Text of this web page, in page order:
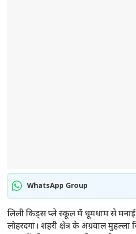
WhatsApp Group
लिली किड्स प्ले स्कूल में धूमधाम से मनाई
लोहरदगा। शहरी क्षेत्र के अग्रवाल